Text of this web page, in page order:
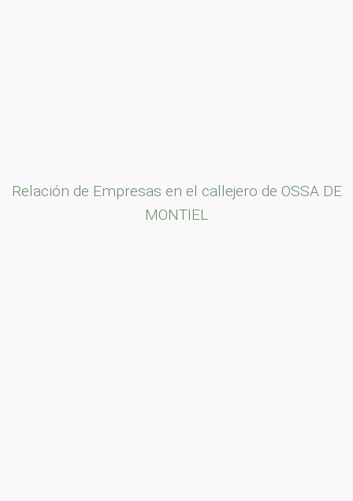
Relación de Empresas en el callejero de OSSA DE
MONTIEL